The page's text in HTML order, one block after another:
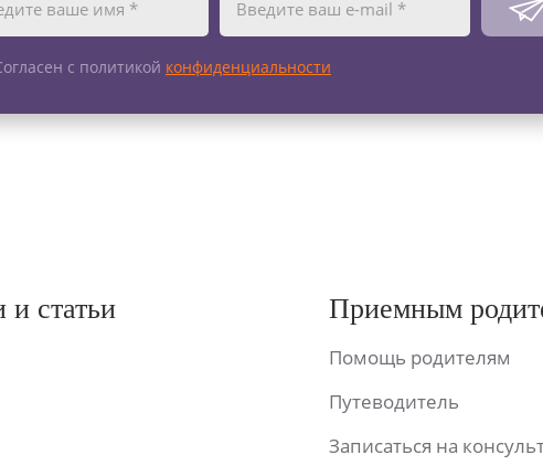
с политикой конфиденциальности
и статьи Приемным
Помощь родителям
Путеводитель
Записаться на